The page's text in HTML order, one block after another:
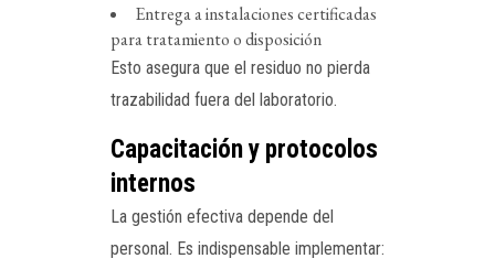
Entrega a instalaciones certificadas
para tratamiento o disposición
Esto asegura que el residuo no pierda
trazabilidad fuera del laboratorio.
Capacitación y protocolos
internos
La gestión efectiva depende del
personal. Es indispensable implementar: